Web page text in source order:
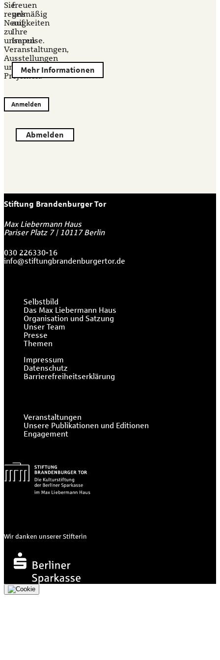
Sie
regelmäßig
Neuigkeiten
zu
unseren
Veranstaltungen,
Ausstellungen
und
Projekten.
Anmelden
Abmelden
freuen
uns
auf
Ihre
Impulse.
Mehr Informationen
Stiftung Brandenburger Tor
Max Liebermann Haus
Pariser Platz 7| 10117 Berlin
030 226330-16
info@stiftungbrandenburgertor.de
Selbstbild
Das Max Liebermann Haus
Organisation und Satzung
Unser Team
Presse
Themen
Impressum
Datenschutz
Barrierefreiheitserklärung
Veranstaltungen
Unsere Publikationen und Editionen
Engagement
Wir danken unserer Stifterin